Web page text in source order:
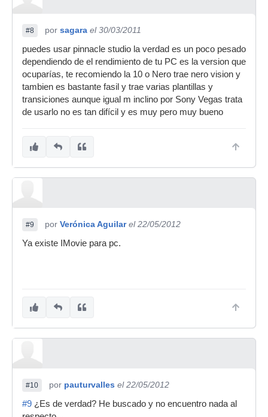
#8 por sagara el 30/03/2011
puedes usar pinnacle studio la verdad es un poco pesado
dependiendo de el rendimiento de tu PC es la version que
ocuparías, te recomiendo la 10 o Nero trae nero vision y
tambien es bastante fasil y trae varias plantillas y
transiciones aunque igual m inclino por Sony Vegas trata
de usarlo no es tan difícil y es muy pero muy bueno
#9 por Verónica Aguilar el 22/05/2012
Ya existe IMovie para pc.
#10 por pauturvalles el 22/05/2012
#9 ¿Es de verdad? He buscado y no encuentro nada al